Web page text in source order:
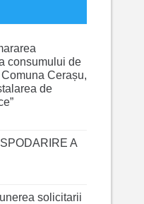
consumului de
Cerașu,
de
A
solicitarii